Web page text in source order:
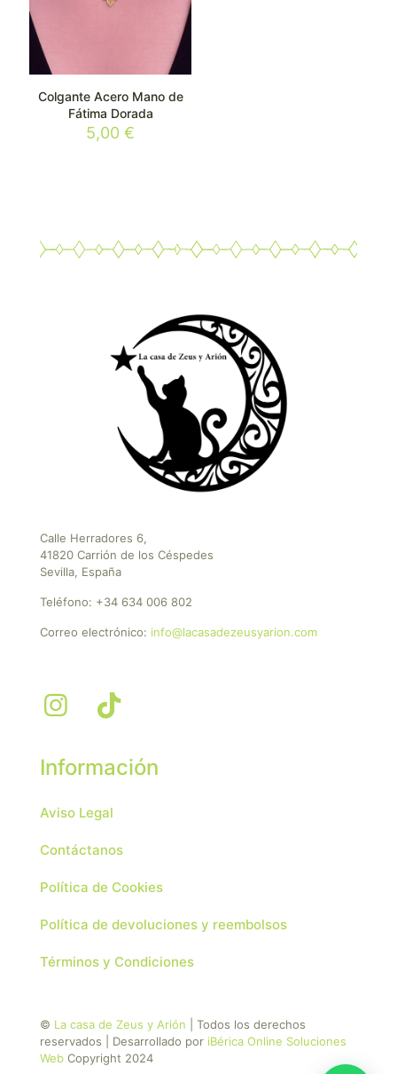
Colgante Acero Mano de
Fátima Dorada
5,00€
Calle Herradores 6,
41820 Carrión de los Céspedes
Sevilla, España
Teléfono: +34 634 006 802
Correo electrónico: info@lacasadezeusyarion.com
Información
Aviso Legal
Contáctanos
Política de Cookies
Política de devoluciones y reembolsos
Términos y Condiciones
© La casa de Zeus y Arión | Todos los derechos
reservados | Desarrollado por iBérica Online Soluciones
Web Copyright 2024